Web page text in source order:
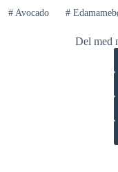
#Avocado #
Del med